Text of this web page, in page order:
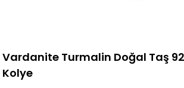
Vardanite Turmalin Doğal Taş
Kolye